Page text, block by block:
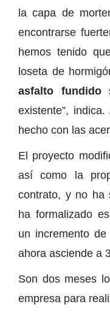
la capa de
encontrarse
hemos tenido
loseta de
asfalto fundido
existente”,
hecho con las
El proyecto
así como la
contrato, y no ha
ha formalizado
un incremento
ahora asciende a
Son dos meses
empresa para